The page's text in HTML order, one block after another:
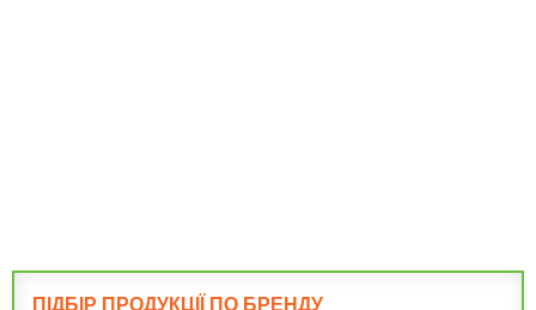
ПІДБІР ПРОДУКЦІЇ ПО БРЕНДУ